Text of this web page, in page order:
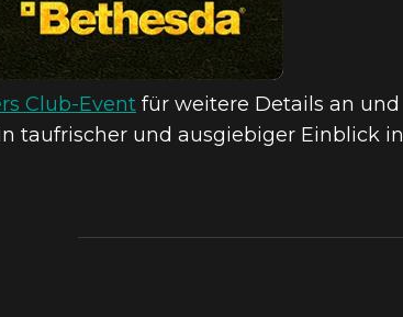
Club-Event für weitere Details an und
taufrischer und ausgiebiger Einblick in